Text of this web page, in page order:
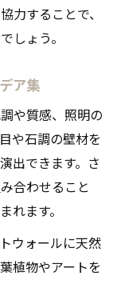
力することで、
しょう。
ア集
や質感、照明の
や石調の壁材を
出できます。さ
合わせること
れます。
ウォールに天然
植物やアートを